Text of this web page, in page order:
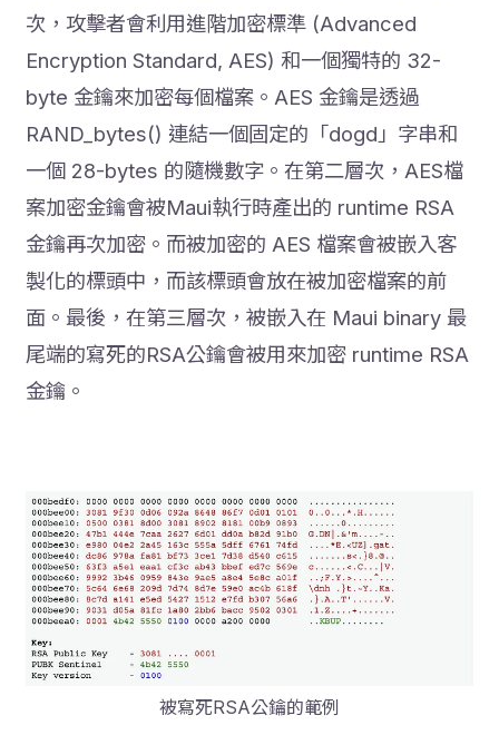
次，攻擊者會利用進階加密標準 (Advanced
Encryption Standard, AES) 和一個獨特的 32-
byte 金鑰來加密每個檔案。AES 金鑰是透過
RAND_bytes() 連結一個固定的「dogd」字串和
一個 28-bytes 的隨機數字。在第二層次，AES檔
案加密金鑰會被Maui執行時產出的 runtime RSA
金鑰再次加密。而被加密的 AES 檔案會被嵌入客
製化的標頭中，而該標頭會放在被加密檔案的前
面。最後，在第三層次，被嵌入在 Maui binary 最
尾端的寫死的RSA公鑰會被用來加密 runtime RSA
金鑰。
被寫死RSA公鑰的範例